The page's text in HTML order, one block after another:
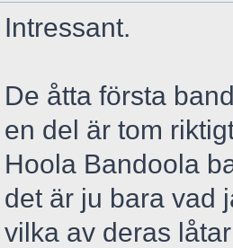
Intressant.
De åtta första
en del är tom
Hoola Bandoola
det är ju bara vad
vilka av deras